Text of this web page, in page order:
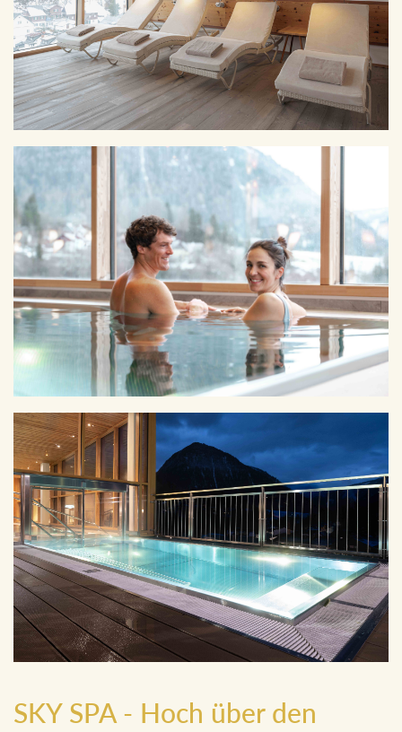
SKY SPA - Hoch über den